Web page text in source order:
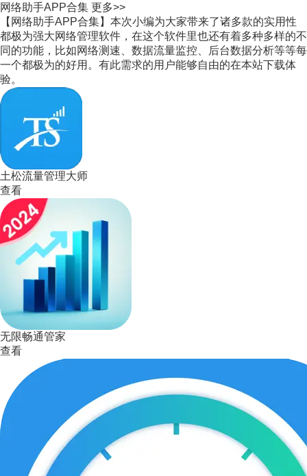
网络助手APP合集 更多>>
【网络助手APP合集】本次小编为大家带来了诸多款的实用性
都极为强大网络管理软件，在这个软件里也还有着多种多样的不
同的功能，比如网络测速、数据流量监控、后台数据分析等等每
一个都极为的好用。有此需求的用户能够自由的在本站下载体
验。
土松流量管理大师
查看
无限畅通管家
查看